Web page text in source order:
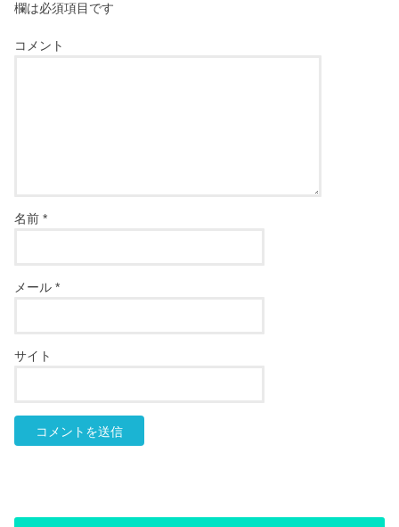
欄は必須項目です
コメント
名前*
メール*
サイト